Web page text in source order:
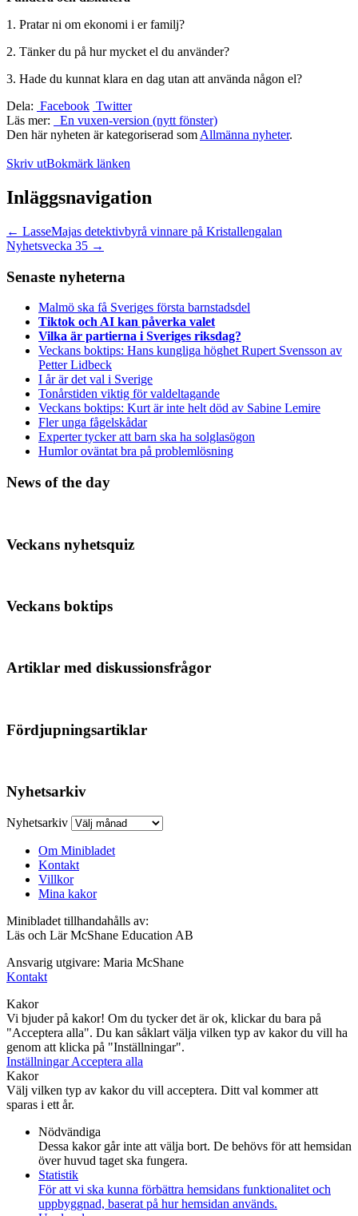
1. Pratar ni om ekonomi i er familj?
2. Tänker du på hur mycket el du använder?
3. Hade du kunnat klara en dag utan att använda någon el?
Dela: Facebook Twitter
Läs mer:
En vuxen-version (nytt fönster)
Den här nyheten är kategoriserad som Allmänna nyheter.
Skriv utBokmärk länken
Inläggsnavigation
← LasseMajas detektivbyrå vinnare på Kristallengalan
Nyhetsvecka 35 →
Senaste nyheterna
Malmö ska få Sveriges första barnstadsdel
Tiktok och AI kan påverka valet
Vilka är partierna i Sveriges riksdag?
Veckans boktips: Hans kungliga höghet Rupert Svensson av
Petter Lidbeck
I år är det val i Sverige
Tonårstiden viktig för valdeltagande
Veckans boktips: Kurt är inte helt död av Sabine Lemire
Fler unga fågelskådar
Experter tycker att barn ska ha solglasögon
Humlor oväntat bra på problemlösning
News of the day
Veckans nyhetsquiz
Veckans boktips
Artiklar med diskussionsfrågor
Fördjupningsartiklar
Nyhetsarkiv
Nyhetsarkiv
Om Minibladet
Kontakt
Villkor
Mina kakor
Minibladet tillhandahålls av:
Läs och Lär McShane Education AB
Ansvarig utgivare: Maria McShane
Kontakt
Kakor
Vi bjuder på kakor! Om du tycker det är ok, klickar du bara på
"Acceptera alla". Du kan såklart välja vilken typ av kakor du vill ha
genom att klicka på "Inställningar".
InställningarAcceptera alla
Kakor
Välj vilken typ av kakor du vill acceptera. Ditt val kommer att
sparas i ett år.
Nödvändiga
Dessa kakor går inte att välja bort. De behövs för att hemsidan
över huvud taget ska fungera.
Statistik
För att vi ska kunna förbättra hemsidans funktionalitet och
uppbyggnad, baserat på hur hemsidan används.